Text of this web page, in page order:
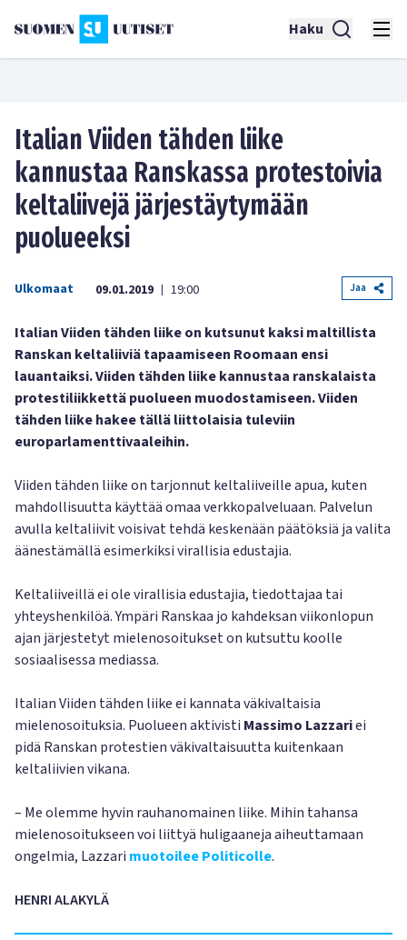
Haku
Italian Viiden tähden liike
kannustaa Ranskassa protestoivia
keltaliivejä järjestäytymään
puolueeksi
Ulkomaat 09.01.2019 | 19:00 Jaa
Italian Viiden tähden liike on kutsunut kaksi maltillista
Ranskan keltaliiviä tapaamiseen Roomaan ensi
lauantaiksi. Viiden tähden liike kannustaa ranskalaista
protestiliikkettä puolueen muodostamiseen. Viiden
tähden liike hakee tällä liittolaisia tuleviin
europarlamenttivaaleihin.
Viiden tähden liike on tarjonnut keltaliiveille apua, kuten
mahdollisuutta käyttää omaa verkkopalveluaan. Palvelun
avulla keltaliivit voisivat tehdä keskenään päätöksiä ja valita
äänestämällä esimerkiksi virallisia edustajia.
Keltaliiveillä ei ole virallisia edustajia, tiedottajaa tai
yhteyshenkilöä. Ympäri Ranskaa jo kahdeksan viikonlopun
ajan järjestetyt mielenosoitukset on kutsuttu koolle
sosiaalisessa mediassa.
Italian Viiden tähden liike ei kannata väkivaltaisia
mielenosoituksia. Puolueen aktivisti Massimo Lazzariei
pidä Ranskan protestien väkivaltaisuutta kuitenkaan
keltaliivien vikana.
– Me olemme hyvin rauhanomainen liike. Mihin tahansa
mielenosoitukseen voi liittyä huligaaneja aiheuttamaan
ongelmia, Lazzari muotoilee Politicolle.
HENRI ALAKYLÄ